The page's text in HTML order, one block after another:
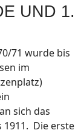
UND 1.
71 wurde bis
im
sich das
1911. Die erste